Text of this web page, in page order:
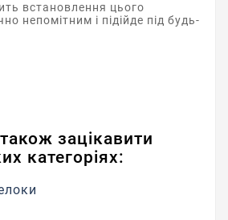
встановлення цього
непомітним і підійде під будь-
зацікавити
категоріях: